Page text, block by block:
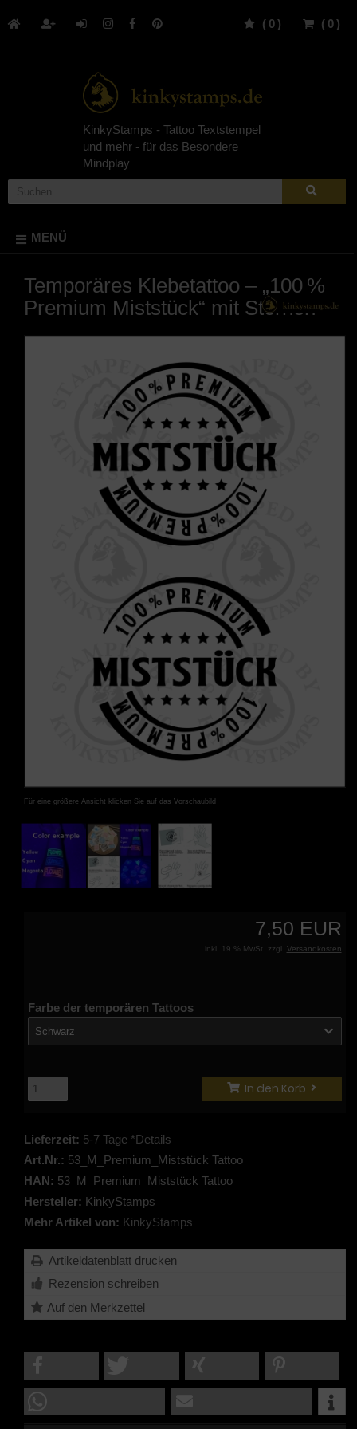
( 0 )
( 0 )
KinkyStamps - Tattoo Textstempel
und mehr - für das Besondere
Mindplay
MENÜ
Temporäres Klebetattoo – „100 %
Premium Miststück“ mit Sternen
Für eine größere Ansicht klicken Sie auf das Vorschaubild
7,50 EUR
inkl. 19 % MwSt. zzgl. Versandkosten
Farbe der temporären Tattoos
Schwarz
In den Korb
Lieferzeit: 5-7 Tage *Details
Art.Nr.: 53_M_Premium_Miststück Tattoo
HAN: 53_M_Premium_Miststück Tattoo
Hersteller: KinkyStamps
Mehr Artikel von: KinkyStamps
Artikeldatenblatt drucken
Rezension schreiben